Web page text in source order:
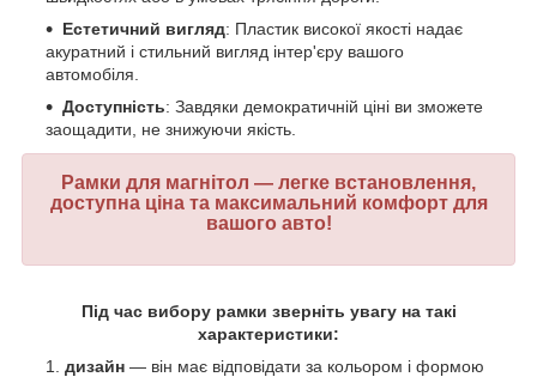
Естетичний вигляд: Пластик високої якості надає
акуратний і стильний вигляд інтер'єру вашого
автомобіля.
Доступність: Завдяки демократичній ціні ви зможете
заощадити, не знижуючи якість.
Рамки для магнітол — легке встановлення,
доступна ціна та максимальний комфорт для
вашого авто!
Під час вибору рамки зверніть увагу на такі
характеристики:
дизайн — він має відповідати за кольором і формою